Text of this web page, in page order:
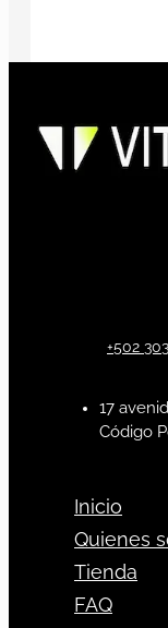
+502
17
Código
Inicio
Quienes
Tienda
FAQ